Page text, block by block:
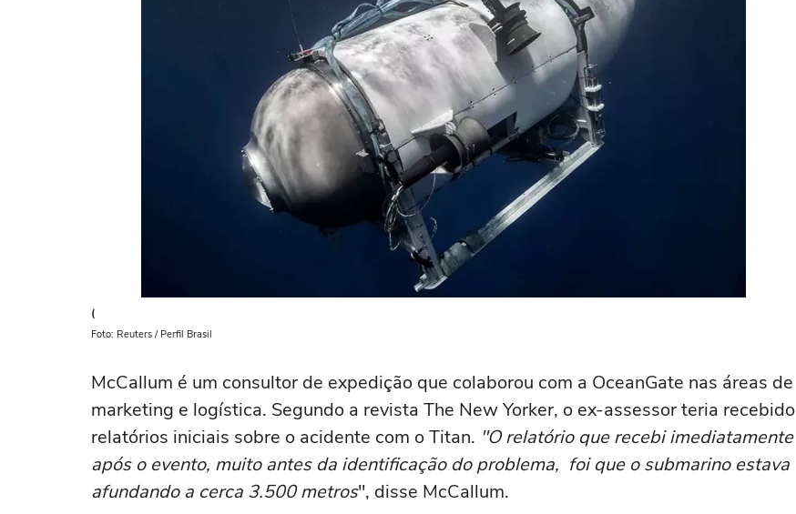
(
Foto: Reuters / Perfil Brasil
McCallum é um consultor de expedição que colaborou com a OceanGate nas áreas de
marketing e logística. Segundo a revista The New Yorker, o ex-assessor teria recebido
relatórios iniciais sobre o acidente com o Titan. "O relatório que recebi imediatamente
após o evento, muito antes da identificação do problema, foi que o submarino estava
afundando a cerca 3.500 metros", disse McCallum.